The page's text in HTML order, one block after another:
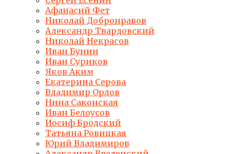
Афанасий Фет
Николай Добронравов
Александр Твардовский
Николай Некрасов
Иван Бунин
Иван Суриков
Яков Аким
Екатерина Серова
Владимир Орлов
Нина Саконская
Иван Белоусов
Иосиф Бродский
Татьяна Ровицкая
Юрий Владимиров